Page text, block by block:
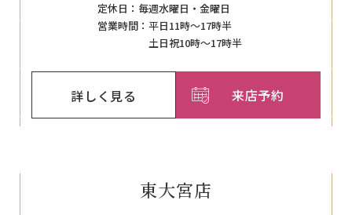
定休日： 毎週⽔曜⽇‧⾦曜⽇
営業時間： 平日11時～17時半
土日祝10時～17時半
詳しく見る 来店予約
東大宮店